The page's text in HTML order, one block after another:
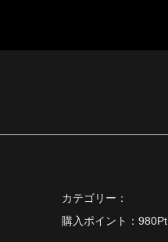
カテゴリー：
購入ポイント：980Pt